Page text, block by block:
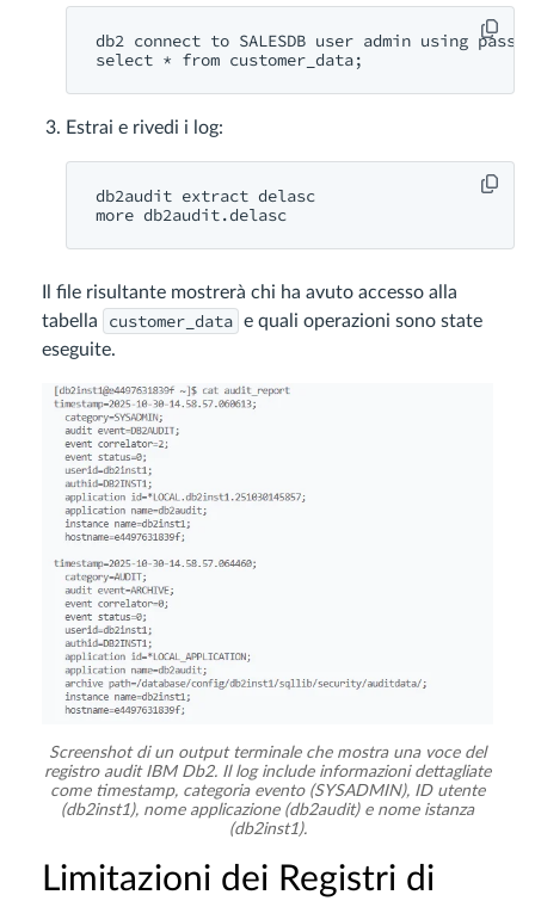
db2 connect to SALESDB user admin using
Estrai e rivedi i log:
db2audit extract delasc
Il file risultante mostrerà chi ha avuto accesso alla
tabella
customer_data e quali operazioni sono state
eseguite.
Screenshot di un output terminale che mostra una voce del
registro audit IBM Db2. Il log include informazioni dettagliate
come timestamp, categoria evento (SYSADMIN), ID utente
(db2inst1), nome applicazione (db2audit) e nome istanza
(db2inst1).
Limitazioni dei Registri di